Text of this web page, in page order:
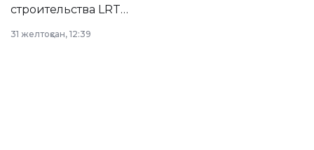
строительства LRT
республиканского
31 желтоқсан, 12:39